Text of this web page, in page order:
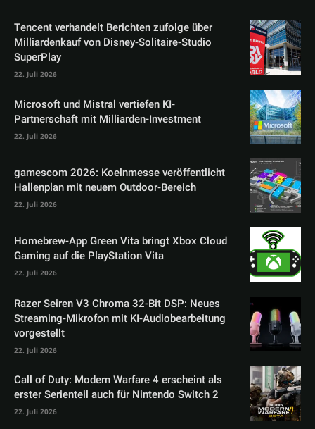
Tencent verhandelt Berichten zufolge über
Milliardenkauf von Disney-Solitaire-Studio
SuperPlay
22. Juli 2026
Microsoft und Mistral vertiefen KI-
Partnerschaft mit Milliarden-Investment
22. Juli 2026
gamescom 2026: Koelnmesse veröffentlicht
Hallenplan mit neuem Outdoor-Bereich
22. Juli 2026
Homebrew-App Green Vita bringt Xbox Cloud
Gaming auf die PlayStation Vita
22. Juli 2026
Razer Seiren V3 Chroma 32-Bit DSP: Neues
Streaming-Mikrofon mit KI-Audiobearbeitung
vorgestellt
22. Juli 2026
Call of Duty: Modern Warfare 4 erscheint als
erster Serienteil auch für Nintendo Switch 2
22. Juli 2026